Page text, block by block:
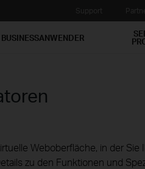
BUSINESSANWENDER
Weboberfläche, in der
zu den Funktionen und